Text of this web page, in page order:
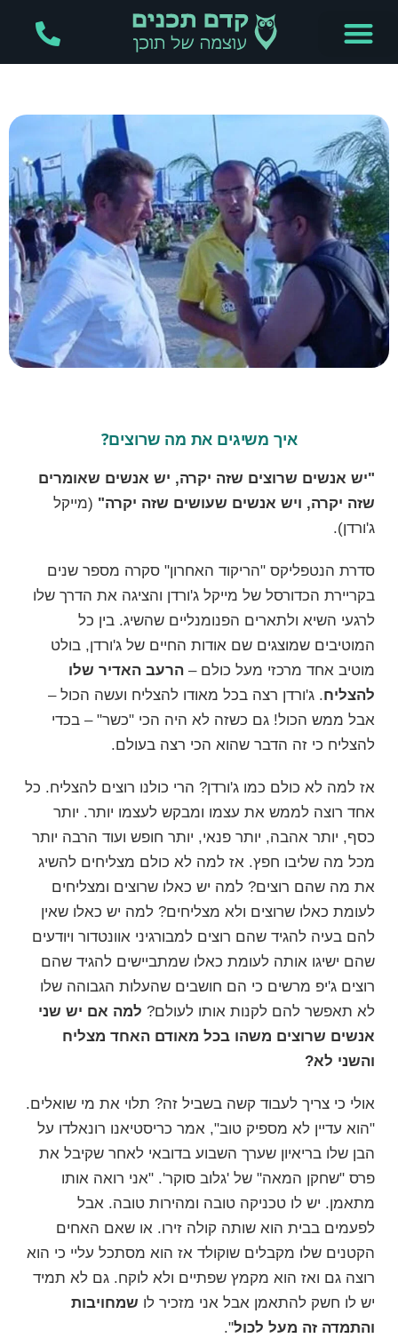
איך משיגים את מה שרוצים?
"יש אנשים שרוצים שזה יקרה, יש אנשים שאומרים
שזה יקרה, ויש אנשים שעושים שזה יקרה" (מייקל
ג'ורדן).
סדרת הנטפליקס "הריקוד האחרון" סקרה מספר שנים
בקריירת הכדורסל של מייקל ג'ורדן והציגה את הדרך שלו
לרגעי השיא ולתארים הפנומנליים שהשיג. בין כל
המוטיבים שמוצגים שם אודות החיים של ג'ורדן, בולט
מוטיב אחד מרכזי מעל כולם – הרעב האדיר שלו
להצליח. ג'ורדן רצה בכל מאודו להצליח ועשה הכול –
אבל ממש הכול! גם כשזה לא היה הכי "כשר" – בכדי
להצליח כי זה הדבר שהוא הכי רצה בעולם.
אז למה לא כולם כמו ג'ורדן? הרי כולנו רוצים להצליח. כל
אחד רוצה לממש את עצמו ומבקש לעצמו יותר. יותר
כסף, יותר אהבה, יותר פנאי, יותר חופש ועוד הרבה יותר
מכל מה שליבו חפץ. אז למה לא כולם מצליחים להשיג
את מה שהם רוצים? למה יש כאלו שרוצים ומצליחים
לעומת כאלו שרוצים ולא מצליחים? למה יש כאלו שאין
להם בעיה להגיד שהם רוצים למבורגיני אוונטדור ויודעים
שהם ישיגו אותה לעומת כאלו שמתביישים להגיד שהם
רוצים ג'יפ מרשים כי הם חושבים שהעלות הגבוהה שלו
לא תאפשר להם לקנות אותו לעולם? למה אם יש שני
אנשים שרוצים משהו בכל מאודם האחד מצליח
והשני לא?
אולי כי צריך לעבוד קשה בשביל זה? תלוי את מי שואלים.
"הוא עדיין לא מספיק טוב", אמר כריסטיאנו רונאלדו על
הבן שלו בריאיון שערך השבוע בדובאי לאחר שקיבל את
פרס "שחקן המאה" של 'גלוב סוקר'. "אני רואה אותו
מתאמן. יש לו טכניקה טובה ומהירות טובה. אבל
לפעמים בבית הוא שותה קולה זירו. או שאם האחים
הקטנים שלו מקבלים שוקולד אז הוא מסתכל עליי כי הוא
רוצה גם ואז הוא מקמץ שפתיים ולא לוקח. גם לא תמיד
יש לו חשק להתאמן אבל אני מזכיר לו שמחויבות
והתמדה זה מעל לכול".